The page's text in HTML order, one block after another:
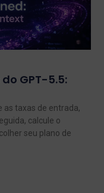
GPT-5.5:
as taxas de entrada,
calcule o
seu plano de